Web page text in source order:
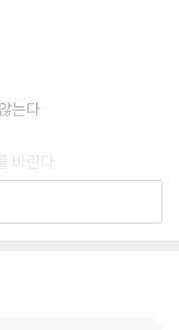
주의자라 할 수 있다.
층을 가리지 않고 수
. 이러한 공자가 가장
죽어 있음을 확인했다. 8
모욕을 당했다. 이른바
는다
바란다